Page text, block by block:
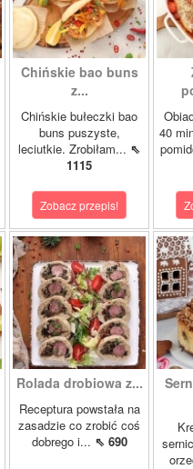
Chińskie bao buns
z...
Chińskie bułeczki bao
buns puszyste,
leciutkie. Zrobiłam... ⇖
1115
Zobacz przepis!
40
Rolada drobiowa z...
Receptura powstała na
zasadzie co zrobić coś
dobrego i... ⇖ 690